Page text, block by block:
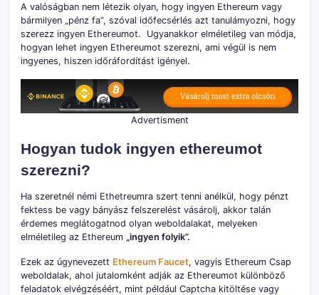
A valóságban nem létezik olyan, hogy ingyen Ethereum vagy
bármilyen „pénz fa”, szóval időfecsérlés azt tanulámyozni, hogy
szerezz ingyen Ethereumot. Ugyanakkor elméletileg van módja,
hogyan lehet ingyen Ethereumot szerezni, ami végül is nem
ingyenes, hiszen időráfordítást igényel.
Advertisment
Hogyan tudok ingyen ethereumot
szerezni?
Ha szeretnél némi Ethetreumra szert tenni anélkül, hogy pénzt
fektess be vagy bányász felszerelést vásárolj, akkor talán
érdemes meglátogatnod olyan weboldalakat, melyeken
elméletileg az Ethereum „ingyen folyik”.
Ezek az úgynevezett Ethereum Faucet, vagyis Ethereum Csap
weboldalak, ahol jutalomként adják az Ethereumot különböző
feladatok elvégzéséért, mint például Captcha kitöltése vagy